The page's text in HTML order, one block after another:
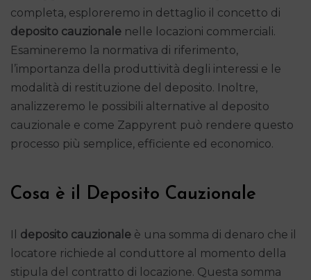
completa, esploreremo in dettaglio il concetto di
deposito cauzionale nelle locazioni commerciali.
Esamineremo la normativa di riferimento,
l’importanza della produttività degli interessi e le
modalità di restituzione del deposito. Inoltre,
analizzeremo le possibili alternative al deposito
cauzionale e come Zappyrent può rendere questo
processo più semplice, efficiente ed economico.
Cosa è il Deposito Cauzionale
Il deposito cauzionale è una somma di denaro che il
locatore richiede al conduttore al momento della
stipula del contratto di locazione. Questa somma